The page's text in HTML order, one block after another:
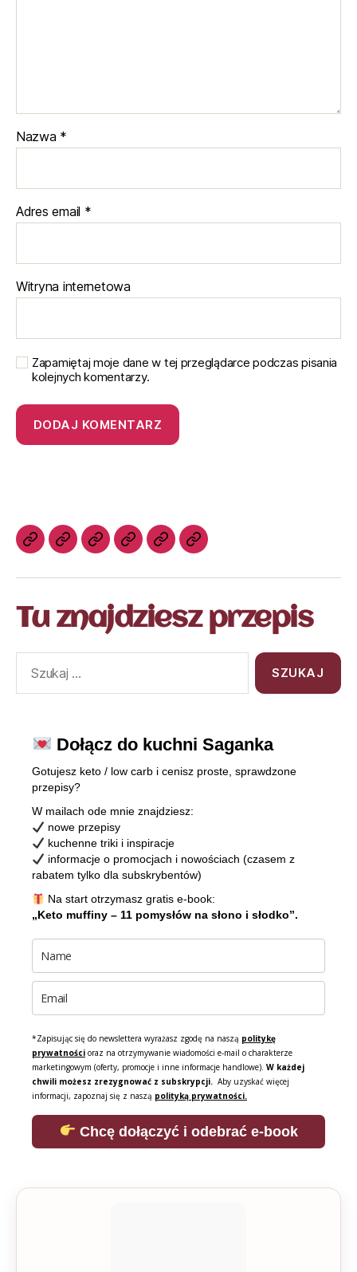
Nazwa *
Adres email *
Witryna internetowa
Zapamiętaj moje dane w tej przeglądarce podczas pisania
kolejnych komentarzy.
Tu znajdziesz przepis
Dołącz do kuchni Saganka
Gotujesz keto / low carb i cenisz proste, sprawdzone
przepisy?
W mailach ode mnie znajdziesz:
nowe przepisy
kuchenne triki i inspiracje
informacje o promocjach i nowościach (czasem z
rabatem tylko dla subskrybentów)
Na start otrzymasz gratis e-book:
„Keto muffiny – 11 pomysłów na słono i słodko”.
*Zapisując się do newslettera wyrażasz zgodę na naszą politykę
prywatności oraz na otrzymywanie wiadomości e-mail o charakterze
marketingowym (oferty, promocje i inne informacje handlowe). W każdej
chwili możesz zrezygnować z subskrypcji. Aby uzyskać więcej
informacji, zapoznaj się z naszą polityką prywatności.
Chcę dołączyć i odebrać e-book